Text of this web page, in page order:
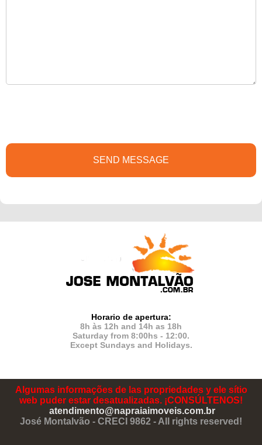
Horario de apertura:
8h às 12h and 14h as 18h
Saturday from 8:00hs - 12:00.
Except Sundays and Holidays.
Algumas informações de las propriedades y ele sítio
web puder estar desatualizadas. ¡CONSÚLTENOS!
atendimento@napraiaimoveis.com.br
José Montalvão - CRECI 9862 - All rights reserved!